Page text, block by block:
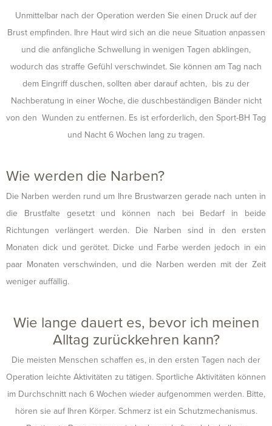
Unmittelbar nach der Operation werden Sie einen Druck auf der
Brust empfinden. Ihre Haut wird sich an die neue Situation anpassen
und die anfängliche Schwellung in wenigen Tagen abklingen,
wodurch das straffe Gefühl verschwindet. Sie können am Tag nach
dem Eingriff duschen, sollten aber darauf achten, bis zu der
Nachberatung in einer Woche, die duschbeständigen Bänder nicht
von den Wunden zu entfernen. Es ist erforderlich, den Sport-BH Tag
und Nacht 6 Wochen lang zu tragen.
Wie werden die Narben?
Die Narben werden rund um Ihre Brustwarzen gerade nach unten in
die Brustfalte gesetzt und können nach bei Bedarf in beide
Richtungen verlängert werden. Die Narben sind in den ersten
Monaten dick und gerötet. Dicke und Farbe werden jedoch in ein
paar Monaten verschwinden, und die Narben werden mit der Zeit
weniger auffällig.
Wie lange dauert es, bevor ich meinen
Alltag zurückkehren kann?
Die meisten Menschen schaffen es, in den ersten Tagen nach der
Operation leichte Aktivitäten zu tätigen. Sportliche Aktivitäten können
im Durchschnitt nach 6 Wochen wieder aufgenommen werden. Bitte,
hören sie auf Ihren Körper. Schmerz ist ein Schutzmechanismus.